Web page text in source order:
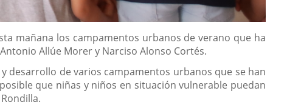
mañana los campamentos urbanos de verano que ha
Allúe Morer y Narciso Alonso Cortés.
desarrollo de varios campamentos urbanos que se han
que niñas y niños en situación vulnerable puedan